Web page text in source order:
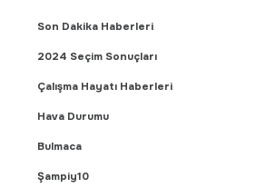
Son Dakika Haberleri
2024 Seçim Sonuçları
Çalışma Hayatı Haberleri
Hava Durumu
Bulmaca
Şampiy10